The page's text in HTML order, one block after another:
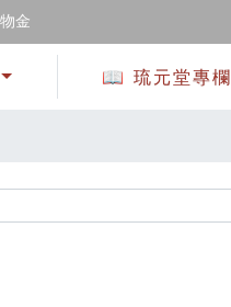
📖 琉元堂專欄
金